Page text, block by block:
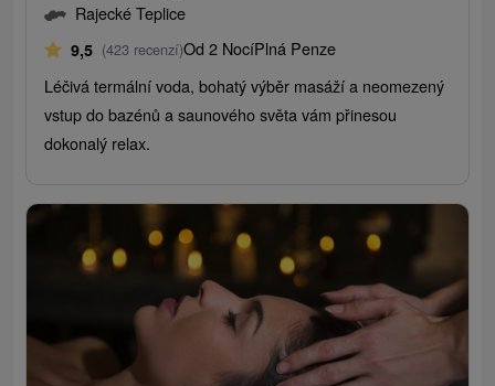
Rajecké Teplice
9,5 (423 recenzí)Od 2 NocíPlná Penze
Léčivá termální voda, bohatý výběr masáží a neomezený
vstup do bazénů a saunového světa vám přinesou
dokonalý relax.